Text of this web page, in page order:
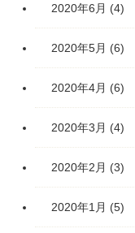
2020年6月 (4)
2020年5月 (6)
2020年4月 (6)
2020年3月 (4)
2020年2月 (3)
2020年1月 (5)